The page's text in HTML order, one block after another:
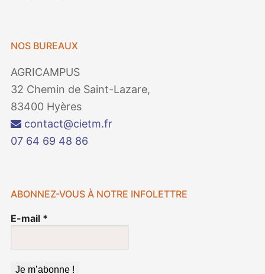
NOS BUREAUX
AGRICAMPUS
32 Chemin de Saint-Lazare,
83400 Hyères
contact@cietm.fr
07 64 69 48 86
ABONNEZ-VOUS À NOTRE INFOLETTRE
E-mail *